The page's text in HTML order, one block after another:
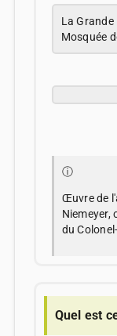
La Grande
Mosquée
ⓘ
Œuvre de
Niemeyer,
du
Quel est